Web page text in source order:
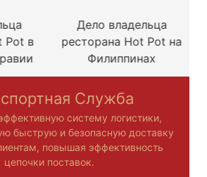
Дело владельца
ресторана Hot Pot на
Филиппинах
Служба
систему логистики,
быструю и безопасную доставку
повышая эффективность
цепочки поставок.